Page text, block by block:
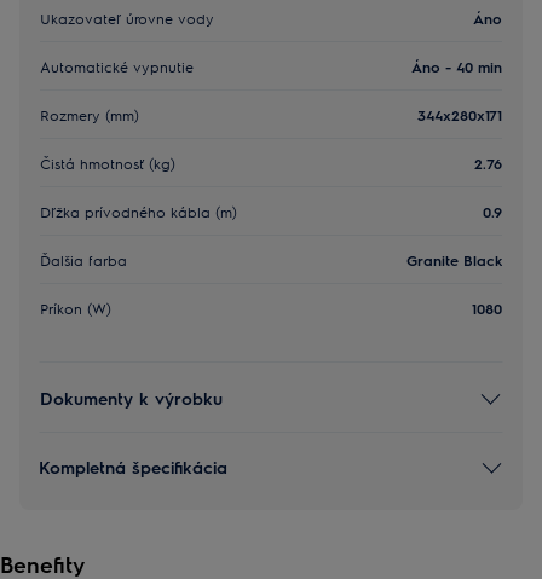
Ukazovateľ úrovne vody Áno
Automatické vypnutie Áno - 40 min
Rozmery (mm) 344x280x171
Čistá hmotnosť (kg) 2.76
Dľžka prívodného kábla (m) 0.9
Ďalšia farba Granite Black
Príkon (W) 1080
Dokumenty k výrobku
Kompletná špecifikácia
Benefity